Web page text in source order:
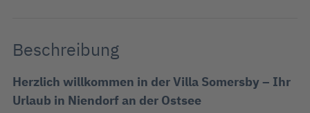
Beschreibung
Herzlich willkommen in der Villa Somersby – Ihr
Urlaub in Niendorf an der Ostsee